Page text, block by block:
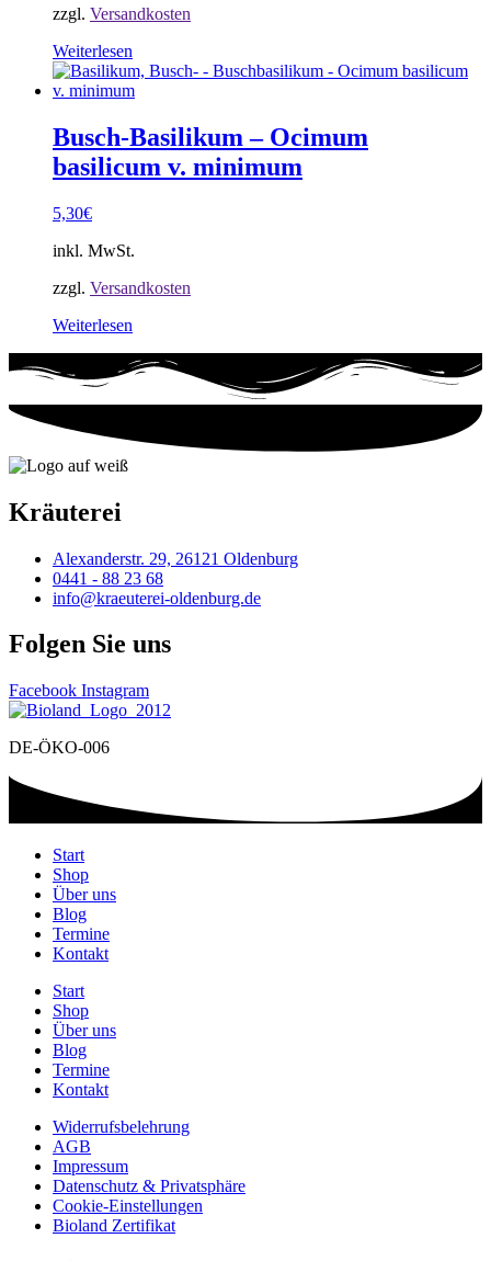
zzgl. Versandkosten
Weiterlesen
Busch-Basilikum – Ocimum
basilicum v. minimum
5,30€
inkl. MwSt.
zzgl. Versandkosten
Weiterlesen
Kräuterei
Alexanderstr. 29, 26121 Oldenburg
0441 - 88 23 68
info@kraeuterei-oldenburg.de
Folgen Sie uns
Facebook Instagram
DE-ÖKO-006
Start
Shop
Über uns
Blog
Termine
Kontakt
Start
Shop
Über uns
Blog
Termine
Kontakt
Widerrufsbelehrung
AGB
Impressum
Datenschutz & Privatsphäre
Cookie-Einstellungen
Bioland Zertifikat